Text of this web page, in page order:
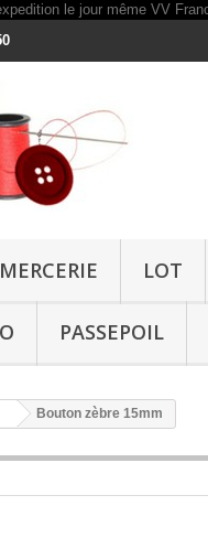
MERCERIE LOT
PASSEPOIL
Bouton zèbre 15mm